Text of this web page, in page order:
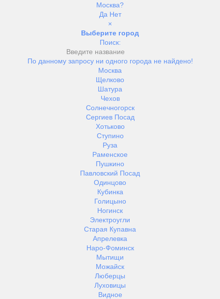
Москва?
Да Нет
×
Выберите город
Поиск:
По данному запросу ни одного города не найдено!
Москва
Щелково
Шатура
Чехов
Солнечногорск
Сергиев Посад
Хотьково
Ступино
Руза
Раменское
Пушкино
Павловский Посад
Одинцово
Кубинка
Голицыно
Ногинск
Электроугли
Старая Купавна
Апрелевка
Наро-Фоминск
Мытищи
Можайск
Люберцы
Луховицы
Видное